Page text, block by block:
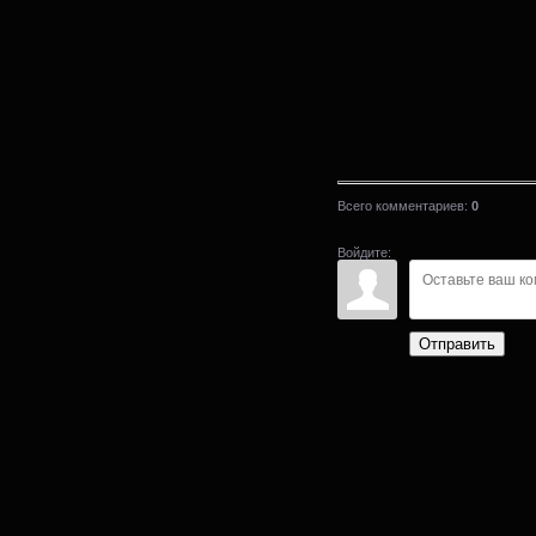
Всего комментариев: 0
Войдите:
Отправить